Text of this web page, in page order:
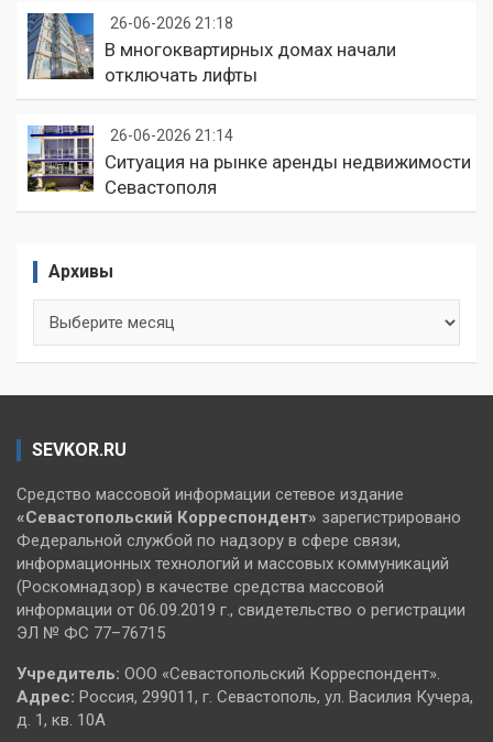
26-06-2026 21:18
В многоквартирных домах начали
отключать лифты
26-06-2026 21:14
Ситуация на рынке аренды недвижимости
Севастополя
Архивы
SEVKOR.RU
Средство массовой информации сетевое издание
«Севастопольский Корреспондент» зарегистрировано
Федеральной службой по надзору в сфере связи,
информационных технологий и массовых коммуникаций
(Роскомнадзор) в качестве средства массовой
информации от 06.09.2019 г., свидетельство о регистрации
ЭЛ № ФС 77–76715
Учредитель: ООО «Севастопольский Корреспондент».
Адрес: Россия, 299011, г. Севастополь, ул. Василия Кучера,
д. 1, кв. 10А